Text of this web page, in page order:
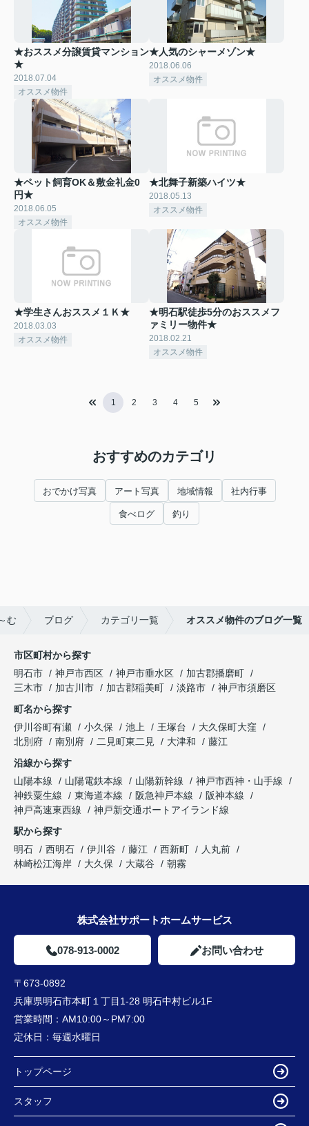
★おススメ分譲賃貸マンション
★
2018.07.04
オススメ物件
★人気のシャーメゾン★
2018.06.06
オススメ物件
★ペット飼育OK＆敷金礼金0
円★
2018.06.05
オススメ物件
★北舞子新築ハイツ★
2018.05.13
オススメ物件
★学生さんおススメ１Ｋ★
2018.03.03
オススメ物件
★明石駅徒歩5分のおススメフ
ァミリー物件★
2018.02.21
オススメ物件
1 2 3 4 5
おすすめのカテゴリ
おでかけ写真 アート写真 地域情報 社内行事
食べログ 釣り
む ブログ カテゴリ一覧 オススメ物件のブログ一覧
市区町村から探す
明石市
神戸市西区 神戸市垂水区
加古郡播磨町
三木市
加古川市 加古郡稲美町 淡路市
神戸市須磨区
町名から探す
伊川谷町有瀬
小久保 池上 王塚台
大久保町大窪
北別府
南別府 二見町東二見 大津和
藤江
沿線から探す
山陽本線
山陽電鉄本線 山陽新幹線
神戸市西神・山手線
神鉄粟生線
東海道本線 阪急神戸本線
阪神本線
神戸高速東西線
神戸新交通ポートアイランド線
駅から探す
明石
西明石 伊川谷 藤江 西新町
人丸前
林崎松江海岸
大久保 大蔵谷 朝霧
株式会社サポートホームサービス
078-913-0002 お問い合わせ
〒673-0892
兵庫県明石市本町１丁目1-28 明石中村ビル1F
営業時間： AM10:00～PM7:00
定休日： 毎週水曜日
トップページ
スタッフ